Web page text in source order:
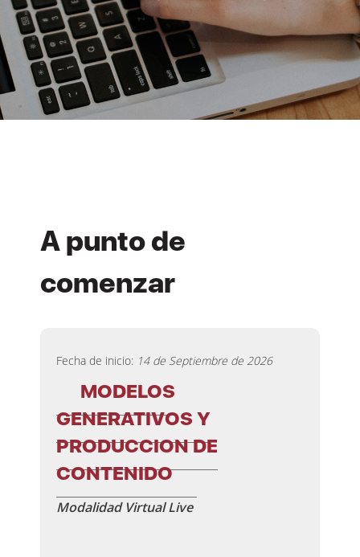
A punto de
comenzar
Fecha de inicio: 14 de Septiembre de 2026
MODELOS
GENERATIVOS Y
PRODUCCION DE
CONTENIDO
Modalidad Virtual Live